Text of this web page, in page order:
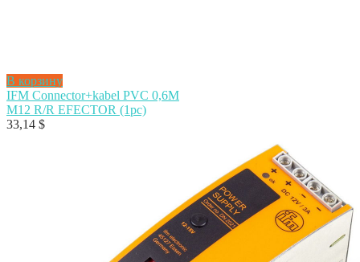
В корзину
IFM Connector+kabel PVC 0,6M
M12 R/R EFECTOR (1pc)
33,14 $